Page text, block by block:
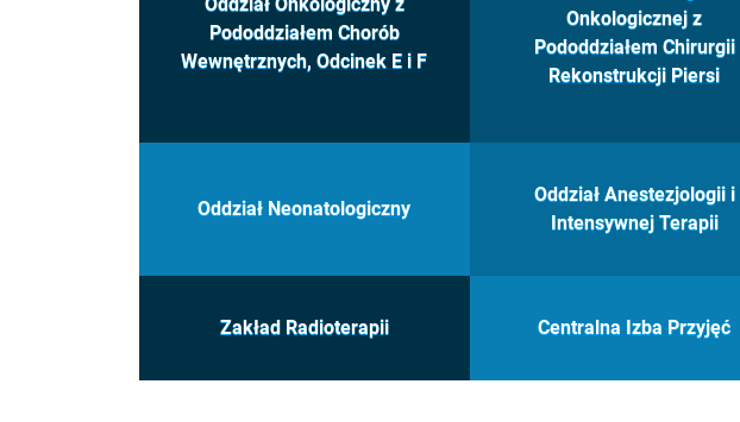
Pododdziałem Chorób
Wewnętrznych, Odcinek E i F
Onkologicznej z
Pododdziałem Chirurgii
Rekonstrukcji Piersi
Oddział Neonatologiczny
Oddział Anestezjologii i
Intensywnej Terapii
Zakład Radioterapii Centralna Izba Przyjęć